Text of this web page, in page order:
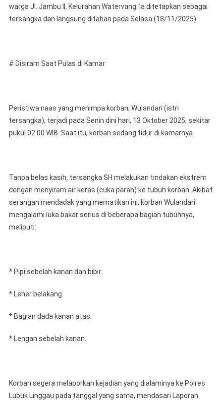
warga Jl. Jambu II, Kelurahan Watervang. Ia ditetapkan sebagai
tersangka dan langsung ditahan pada Selasa (18/11/2025).
# Disiram Saat Pulas di Kamar
Peristiwa naas yang menimpa korban, Wulandari (istri
tersangka), terjadi pada Senin dini hari, 13 Oktober 2025, sekitar
pukul 02.00 WIB. Saat itu, korban sedang tidur di kamarnya.
Tanpa belas kasih, tersangka SH melakukan tindakan ekstrem
dengan menyiram air keras (cuka parah) ke tubuh korban. Akibat
serangan mendadak yang mematikan ini, korban Wulandari
mengalami luka bakar serius di beberapa bagian tubuhnya,
meliputi:
* Pipi sebelah kanan dan bibir.
* Leher belakang.
* Bagian dada kanan atas.
* Lengan sebelah kanan.
Korban segera melaporkan kejadian yang dialaminya ke Polres
Lubuk Linggau pada tanggal yang sama, mendasari Laporan